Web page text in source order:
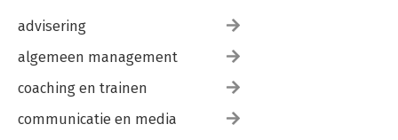
advisering
algemeen management
coaching en trainen
communicatie en media